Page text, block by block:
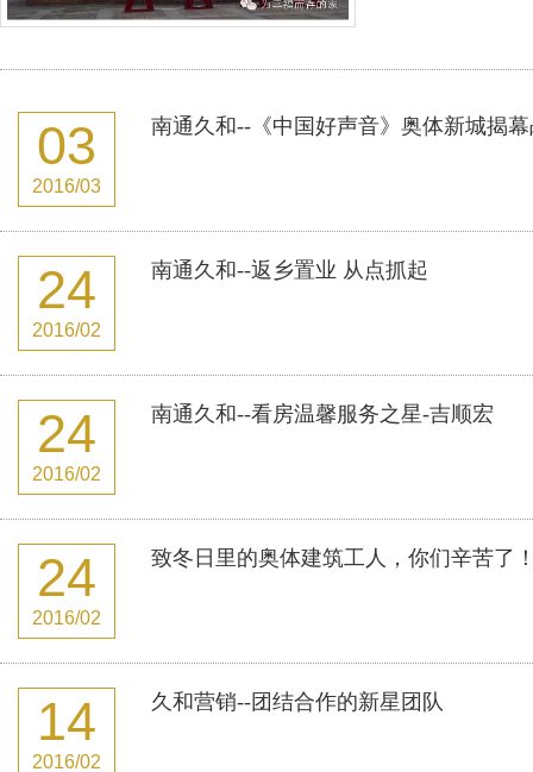
03
2016/03
南通久和--《中国好声音》奥体新城揭
24
2016/02
南通久和--返乡置业 从点抓起
24
2016/02
南通久和--看房温馨服务之星-吉顺宏
24
2016/02
致冬日里的奥体建筑工人，你们辛苦了
14
2016/02
久和营销--团结合作的新星团队